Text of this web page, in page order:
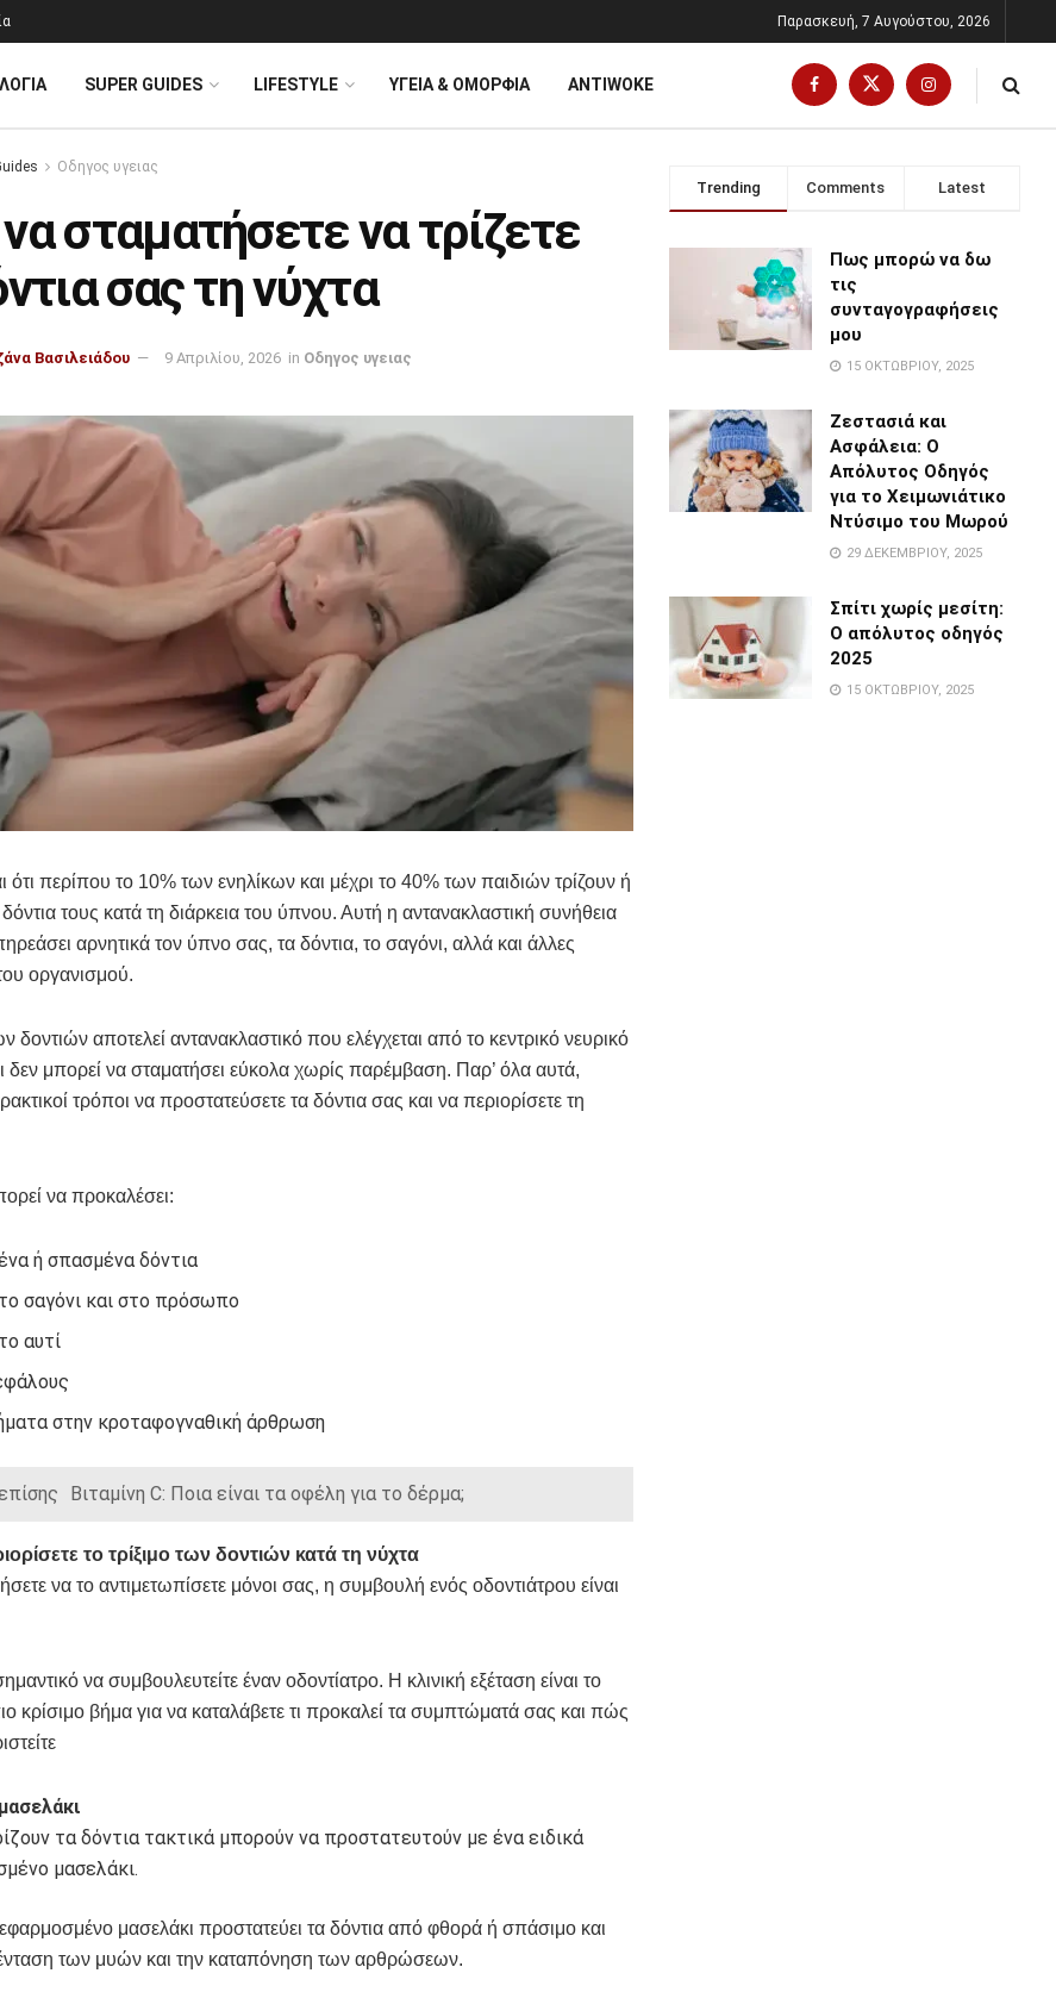
Παρασκευή, 7 Αυγούστου, 2026
SUPER GUIDES LIFESTYLE ΥΓΕΙΑ & ΟΜΟΡΦΙΑ ANTIWOKE
Οδηγος υγειας
σταματήσετε να τρίζετε
σας τη νύχτα
Βασιλειάδου 9 Απριλίου, 2026 in Οδηγος υγειας
ότι περίπου το 10% των ενηλίκων και μέχρι το 40% των παιδιών τρίζουν ή
τους κατά τη διάρκεια του ύπνου. Αυτή η αντανακλαστική συνήθεια
αρνητικά τον ύπνο σας, τα δόντια, το σαγόνι, αλλά και άλλες
οργανισμού.
δοντιών αποτελεί αντανακλαστικό που ελέγχεται από το κεντρικό νευρικό
δεν μπορεί να σταματήσει εύκολα χωρίς παρέμβαση. Παρ’ όλα αυτά,
τρόποι να προστατεύσετε τα δόντια σας και να περιορίσετε τη
να προκαλέσει:
ή σπασμένα δόντια
σαγόνι και στο πρόσωπο
αυτί
στην κροταφογναθική άρθρωση
Βιταμίνη C: Ποια είναι τα οφέλη για το δέρμα;
το τρίξιμο των δοντιών κατά τη νύχτα
να το αντιμετωπίσετε μόνοι σας, η συμβουλή ενός οδοντιάτρου είναι
να συμβουλευτείτε έναν οδοντίατρο. Η κλινική εξέταση είναι το
κρίσιμο βήμα για να καταλάβετε τι προκαλεί τα συμπτώματά σας και πώς
τα δόντια τακτικά μπορούν να προστατευτούν με ένα ειδικά
μασελάκι.
μασελάκι προστατεύει τα δόντια από φθορά ή σπάσιμο και
ένταση των μυών και την καταπόνηση των αρθρώσεων.
Trending Comments Latest
Πως μπορώ να δω
τις
συνταγογραφήσεις
μου
15 ΟΚΤΩΒΡΊΟΥ, 2025
Ζεστασιά και
Ασφάλεια: Ο
Απόλυτος Οδηγός
για το Χειμωνιάτικο
Ντύσιμο του Μωρού
29 ΔΕΚΕΜΒΡΊΟΥ, 2025
Σπίτι χωρίς μεσίτη:
Ο απόλυτος οδηγός
2025
15 ΟΚΤΩΒΡΊΟΥ, 2025